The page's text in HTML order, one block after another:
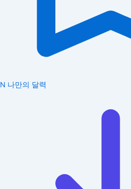
N 나만의 달력